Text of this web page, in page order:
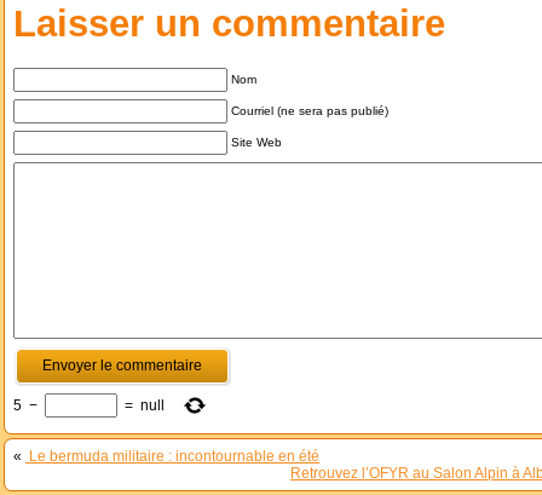
Laisser un commentaire
Nom
Courriel (ne sera pas publié)
Site Web
5 − = null
« Le bermuda militaire : incontournable en été
Retrouvez l’OFYR au Salon Alpin à